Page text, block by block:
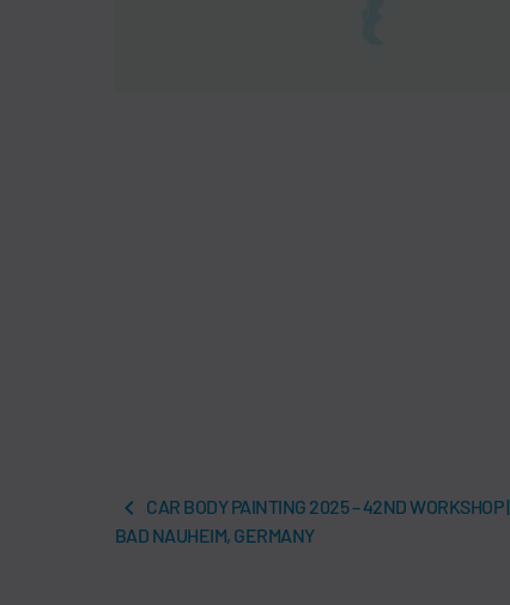
CAR BODY PAINTING 2025 – 42ND WORKSHOP |
BAD NAUHEIM, GERMANY